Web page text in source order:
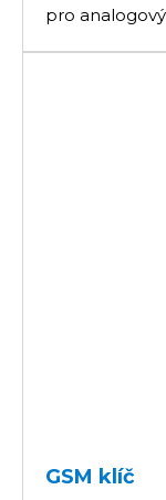
pro
GSM klíč